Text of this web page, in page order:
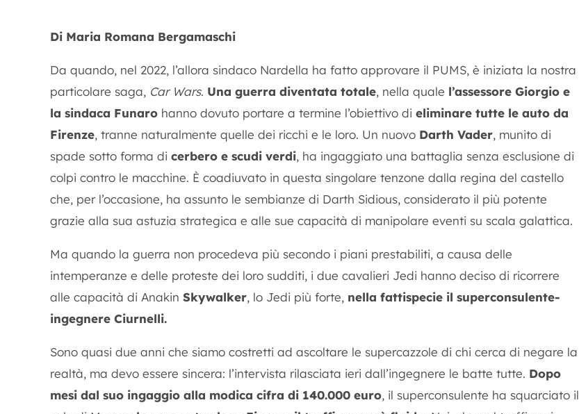
Di Maria Romana Bergamaschi
Da quando, nel 2022, l’allora sindaco Nardella ha fatto approvare il PUMS, è iniziata la nostra
particolare saga, Car Wars. Una guerra diventata totale, nella quale l’assessore Giorgio e
la sindaca Funaro hanno dovuto portare a termine l’obiettivo di eliminare tutte le auto da
Firenze, tranne naturalmente quelle dei ricchi e le loro. Un nuovo Darth Vader, munito di
spade sotto forma di cerbero e scudi verdi, ha ingaggiato una battaglia senza esclusione di
colpi contro le macchine. È coadiuvato in questa singolare tenzone dalla regina del castello
che, per l’occasione, ha assunto le sembianze di Darth Sidious, considerato il più potente
grazie alla sua astuzia strategica e alle sue capacità di manipolare eventi su scala galattica.
Ma quando la guerra non procedeva più secondo i piani prestabiliti, a causa delle
intemperanze e delle proteste dei loro sudditi, i due cavalieri Jedi hanno deciso di ricorrere
alle capacità di Anakin Skywalker, lo Jedi più forte, nella fattispecie il superconsulente-
ingegnere Ciurnelli.
Sono quasi due anni che siamo costretti ad ascoltare le supercazzole di chi cerca di negare la
realtà, ma devo essere sincera: l’intervista rilasciata ieri dall’ingegnere le batte tutte. Dopo
mesi dal suo ingaggio alla modica cifra di 140.000 euro, il superconsulente ha squarciato il